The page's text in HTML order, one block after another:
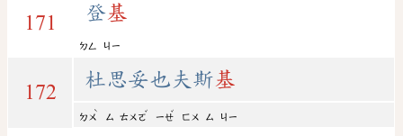
171 登基
ㄉㄥ ㄐㄧ
172
杜思妥也夫斯基
ㄉㄨ
ˋ
ㄙ ㄊㄨㄛ
ˇ
ㄧㄝ
ˇ
ㄈㄨ ㄙ ㄐㄧ